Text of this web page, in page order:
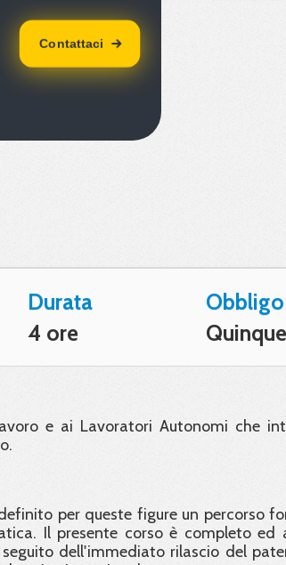
Contattaci
Durata
4 ore
e ai Lavoratori Autonomi che
per queste figure un percorso
Il presente corso è completo ed
dell'immediato rilascio del